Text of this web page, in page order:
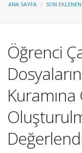
ANA SAYFA SON
Öğrenci